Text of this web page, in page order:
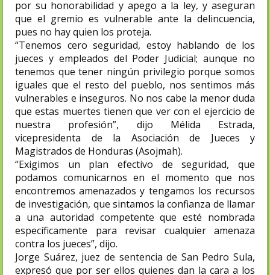
por su honorabilidad y apego a la ley, y aseguran
que el gremio es vulnerable ante la delincuencia,
pues no hay quien los proteja.
“Tenemos cero seguridad, estoy hablando de los
jueces y empleados del Poder Judicial; aunque no
tenemos que tener ningún privilegio porque somos
iguales que el resto del pueblo, nos sentimos más
vulnerables e inseguros. No nos cabe la menor duda
que estas muertes tienen que ver con el ejercicio de
nuestra profesión”, dijo Mélida Estrada,
vicepresidenta de la Asociación de Jueces y
Magistrados de Honduras (Asojmah).
“Exigimos un plan efectivo de seguridad, que
podamos comunicarnos en el momento que nos
encontremos amenazados y tengamos los recursos
de investigación, que sintamos la confianza de llamar
a una autoridad competente que esté nombrada
específicamente para revisar cualquier amenaza
contra los jueces”, dijo.
Jorge Suárez, juez de sentencia de San Pedro Sula,
expresó que por ser ellos quienes dan la cara a los